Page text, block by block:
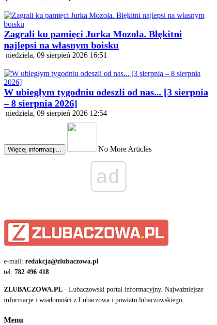
Zagrali ku pamięci Jurka Mozola. Błękitni
najlepsi na własnym boisku
niedziela, 09 sierpień 2026 16:51
W ubiegłym tygodniu odeszli od nas... [3 sierpnia
– 8 sierpnia 2026]
niedziela, 09 sierpień 2026 12:54
Więcej informacji... No More Articles
ad
e-mail: redakcja@zlubaczowa.pl
tel. 782 496 418
ZLUBACZOWA.PL - Lubaczowski portal informacyjny. Najważniejsze
informacje i wiadomości z Lubaczowa i powiatu lubaczowskiego.
Menu